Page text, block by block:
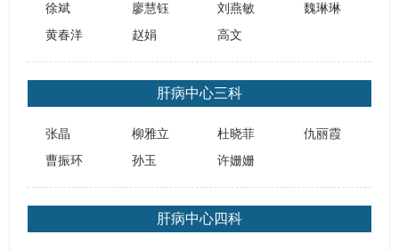
徐斌 廖慧钰 刘燕敏
魏琳琳
黄春洋
赵娟 高文
肝病中心三科
张晶 柳雅立 杜晓菲
仇丽霞
曹振环
孙玉 许姗姗
肝病中心四科